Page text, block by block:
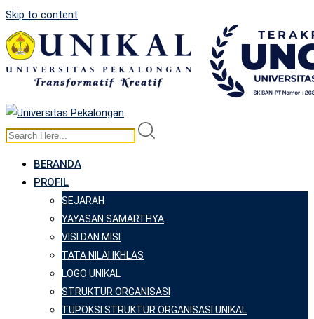
Skip to content
BERANDA
PROFIL
SEJARAH
YAYASAN SAMARTHYA
VISI DAN MISI
TATA NILAI IKHLAS
LOGO UNIKAL
STRUKTUR ORGANISASI
TUPOKSI STRUKTUR ORGANISASI UNIKAL